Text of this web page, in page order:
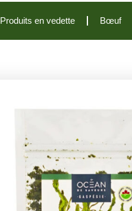
Produits en vedette Bœuf